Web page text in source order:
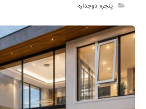
پنجره دوجداره